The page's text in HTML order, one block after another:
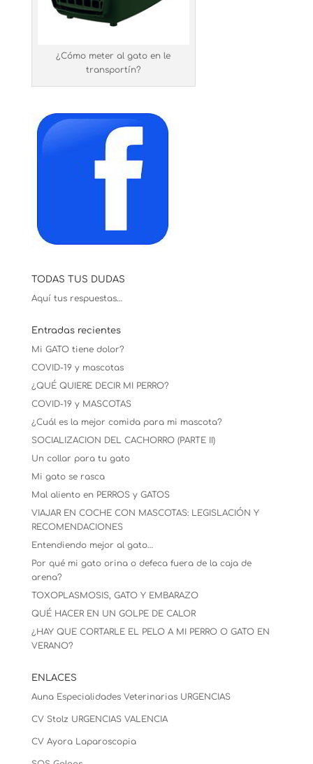
¿Cómo meter al gato en le
transportín?
TODAS TUS DUDAS
Aquí tus respuestas…
Entradas recientes
Mi GATO tiene dolor?
COVID-19 y mascotas
¿QUÉ QUIERE DECIR MI PERRO?
COVID-19 y MASCOTAS
¿Cuál es la mejor comida para mi mascota?
SOCIALIZACION DEL CACHORRO (PARTE II)
Un collar para tu gato
Mi gato se rasca
Mal aliento en PERROS y GATOS
VIAJAR EN COCHE CON MASCOTAS: LEGISLACIÓN Y
RECOMENDACIONES
Entendiendo mejor al gato…
Por qué mi gato orina o defeca fuera de la caja de
arena?
TOXOPLASMOSIS, GATO Y EMBARAZO
QUÉ HACER EN UN GOLPE DE CALOR
¿HAY QUE CORTARLE EL PELO A MI PERRO O GATO EN
VERANO?
ENLACES
Auna Especialidades Veterinarias URGENCIAS
CV Stolz URGENCIAS VALENCIA
CV Ayora Laparoscopia